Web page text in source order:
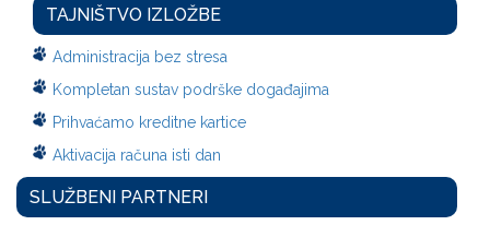
TAJNIŠTVO IZLOŽBE
Administracija bez stresa
Kompletan sustav podrške događajima
Prihvaćamo kreditne kartice
Aktivacija računa isti dan
SLUŽBENI PARTNERI